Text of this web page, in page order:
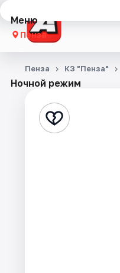
Меню
Пенза
Концерты
Стендап
Ночной режим
Пенза КЗ "Пенза"